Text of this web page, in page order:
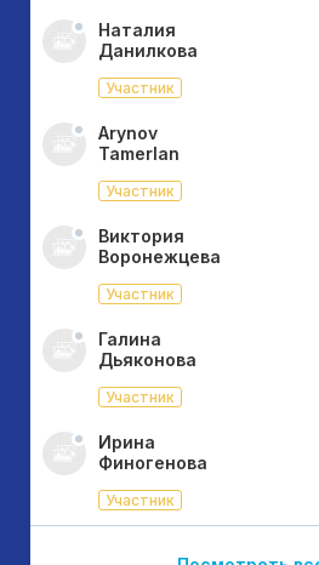
Наталия
Данилкова
Участник
Arynov
Tamerlan
Участник
Виктория
Воронежцева
Участник
Галина
Дьяконова
Участник
Ирина
Финогенова
Участник